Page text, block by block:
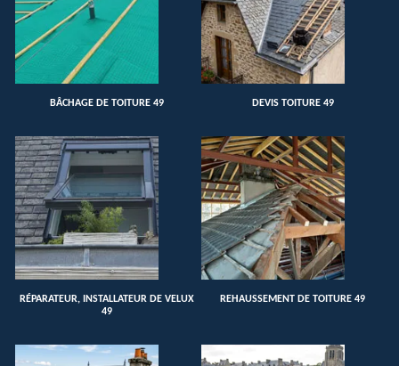
BÂCHAGE DE TOITURE 49 DEVIS TOITURE 49
RÉPARATEUR, INSTALLATEUR DE VELUX
49
REHAUSSEMENT DE TOITURE 49